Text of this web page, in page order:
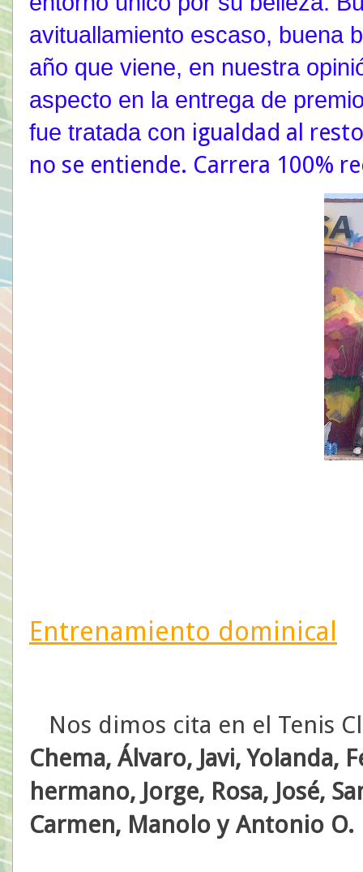
avituallamiento escaso, buena
año que viene, en nuestra
aspecto en la entrega de
fue tratada con igualdad al
no se entiende. Carrera 100%
Entrenamiento dominical
Nos dimos cita en el Tenis
Chema, Álvaro, Javi, Yolanda,
hermano, Jorge, Rosa, José,
Carmen, Manolo y Antonio O.